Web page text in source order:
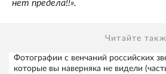
нет предела!!».
Читайте
Фотографии с венчаний российских
которые вы наверняка не видели